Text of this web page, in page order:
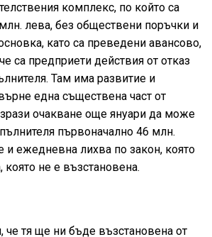
комплекс, по който са
лева, без обществени поръчки и
като са преведени авансово,
са предприети действия от отказ
Там има развитие и
една съществена част от
очакване още януари да може
първоначално 46 млн.
и ежедневна лихва по закон, която
която не е възстановена.
тя ще ни бъде възстановена от